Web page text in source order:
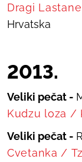
Dragi Lastane
Hrvatska
2013.
Veliki pečat -
Kudzu loza /
Veliki pečat -
Cvetanka /